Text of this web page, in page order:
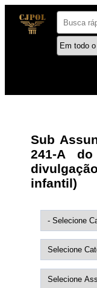
Sub
241-A
infantil)